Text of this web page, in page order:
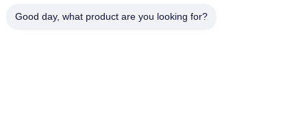
Good day, what product are you looking for?